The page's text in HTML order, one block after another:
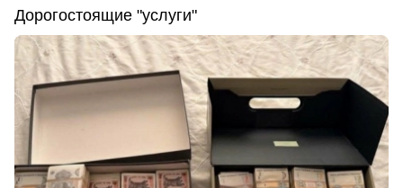
Дорогостоящие "услуги"